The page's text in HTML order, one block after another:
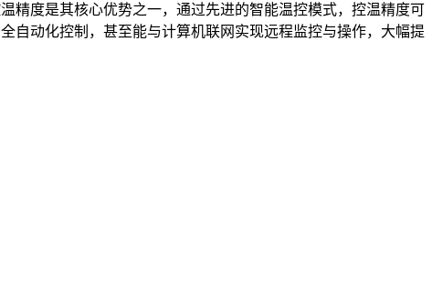
精度是其核心优势之一，通过先进的智能温控模式，控温精度可
自动化控制，甚至能与计算机联网实现远程监控与操作，大幅提